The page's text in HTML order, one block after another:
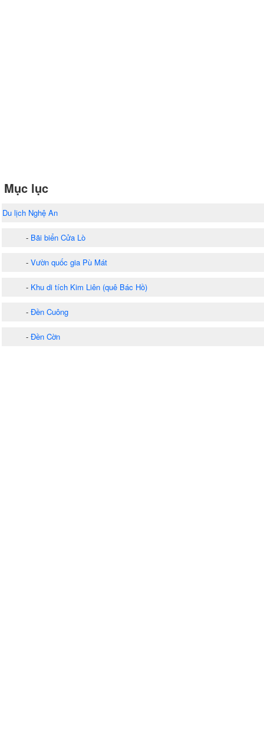
Mục lục
Du lịch Nghệ An
- Bãi biển Cửa Lò
- Vườn quốc gia Pù Mát
- Khu di tích Kim Liên (quê Bác Hồ)
- Đền Cuông
- Đền Cờn